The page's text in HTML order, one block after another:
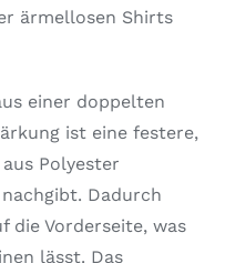
ärmellosen Shirts
einer doppelten
ist eine festere,
Polyester
Dadurch
die Vorderseite, was
lässt. Das